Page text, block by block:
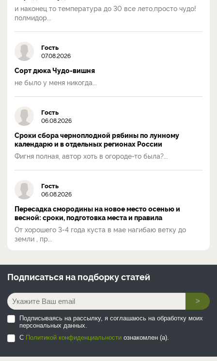
и наконец то температура до 30 все лето,просто чудо!
полмидор...
Гость
07.08.2026
Сорт дюка Чудо-вишня
не было у меня никогда...
Гость
06.08.2026
Сроки сбора черноплодной рябины по лунному
календарю и в отдельных регионах России
Фигня полная, автор хоть в огороде-то была?...
Гость
06.08.2026
Пересадка смородины на новое место осенью и
весной: сроки, подготовка места и правила
От хорошего 3-4 года куста в мае нагибаю ветку до
земли , пр...
Подписаться на подборку статей
>
Подписываясь на рассылку, я соглашаюсь на обработку моих
персональных данных.
С Политикой конфиденциальности ознакомлен (а).